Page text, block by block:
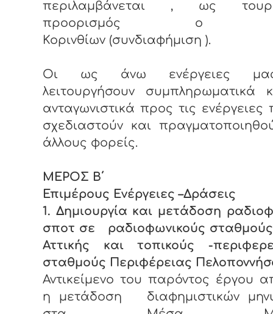
περιλαμβάνεται , ως
προορισμός ο
Κορινθίων (συνδιαφήμιση ).
Οι ως άνω ενέργειες
λειτουργήσουν συμπληρωματικά
ανταγωνιστικά προς τις
σχεδιαστούν και
άλλους φορείς.
ΜΕΡΟΣ Β΄
Επιμέρους Ενέργειες –Δράσεις
1. Δημιουργία και μετάδοση
σποτ σε ραδιοφωνικούς
Αττικής και τοπικούς -
σταθμούς Περιφέρειας
Αντικείμενο του παρόντος έργου
η μετάδοση διαφημιστικών